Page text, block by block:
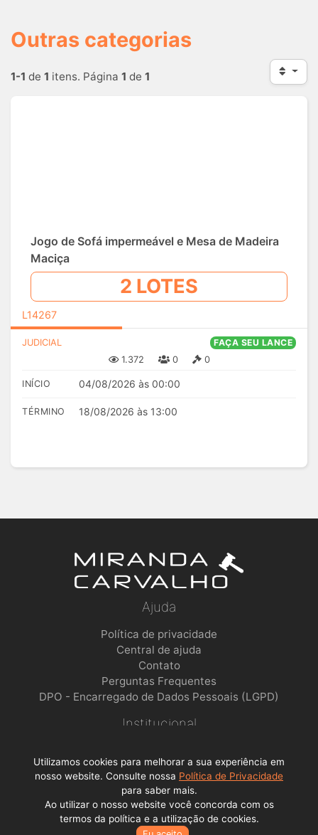
Outras categorias
1-1 de 1 itens. Página 1 de 1
Jogo de Sofá impermeável e Mesa de Madeira
Maciça
2 LOTES
L14267
JUDICIAL
FAÇA SEU LANCE
1.372
0 0
INÍCIO 04/08/2026 às 00:00
TÉRMINO 18/08/2026 às 13:00
Ajuda
Política de privacidade
Central de ajuda
Contato
Perguntas Frequentes
DPO - Encarregado de Dados Pessoais (LGPD)
Institucional
Trabalhe conosco
Todos os direitos reservados © Lance Alienações Virtuais EPP
2026 - CNPJ: 23.341.409/0001-77
Utilizamos cookies para melhorar a sua experiência em
nosso website. Consulte nossa Política de Privacidade
para saber mais.
Ao utilizar o nosso website você concorda com os
termos da política e a utilização de cookies.